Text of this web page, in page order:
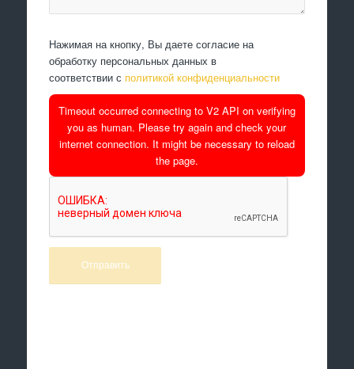
Нажимая на кнопку, Вы даете согласие на
обработку персональных данных в
соответствии с политикой конфиденциальности
Timeout occurred connecting to V2 API on verifying
you as human. Please try again and check your
internet connection. It might be necessary to reload
the page.